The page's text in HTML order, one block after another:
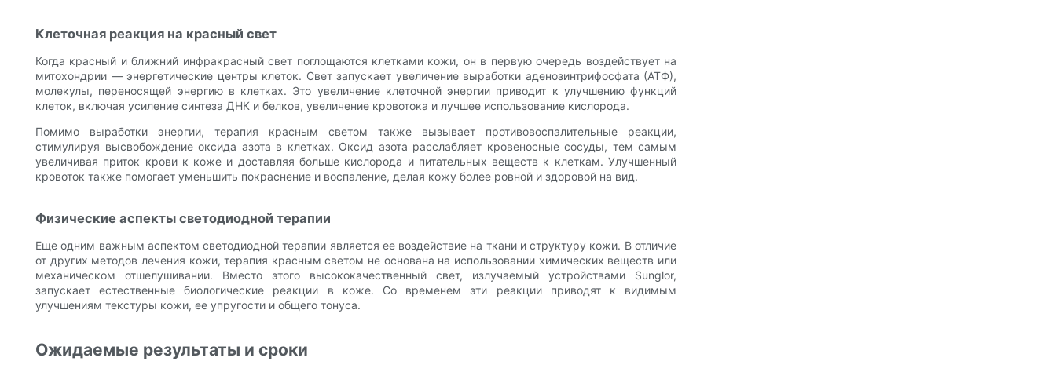
Клеточная реакция на красный свет
Когда красный и ближний инфракрасный свет поглощаются клетками кожи, он в первую очередь воздействует на
митохондрии — энергетические центры клеток. Свет запускает увеличение выработки аденозинтрифосфата (АТФ),
молекулы, переносящей энергию в клетках. Это увеличение клеточной энергии приводит к улучшению функций
клеток, включая усиление синтеза ДНК и белков, увеличение кровотока и лучшее использование кислорода.
Помимо выработки энергии, терапия красным светом также вызывает противовоспалительные реакции,
стимулируя высвобождение оксида азота в клетках. Оксид азота расслабляет кровеносные сосуды, тем самым
увеличивая приток крови к коже и доставляя больше кислорода и питательных веществ к клеткам. Улучшенный
кровоток также помогает уменьшить покраснение и воспаление, делая кожу более ровной и здоровой на вид.
Физические аспекты светодиодной терапии
Еще одним важным аспектом светодиодной терапии является ее воздействие на ткани и структуру кожи. В отличие
от других методов лечения кожи, терапия красным светом не основана на использовании химических веществ или
механическом отшелушивании. Вместо этого высококачественный свет, излучаемый устройствами Sunglor,
запускает естественные биологические реакции в коже. Со временем эти реакции приводят к видимым
улучшениям текстуры кожи, ее упругости и общего тонуса.
Ожидаемые результаты и сроки